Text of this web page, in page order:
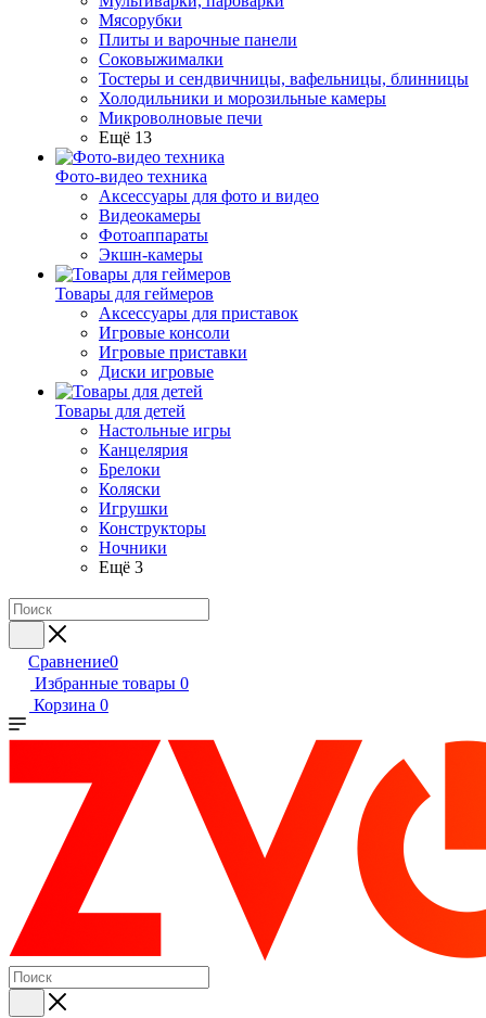
Мясорубки
Плиты и варочные панели
Соковыжималки
Тостеры и сендвичницы, вафельницы, блинницы
Холодильники и морозильные камеры
Микроволновые печи
Ещё 13
Фото-видео техника
Аксессуары для фото и видео
Видеокамеры
Фотоаппараты
Экшн-камеры
Товары для геймеров
Аксессуары для приставок
Игровые консоли
Игровые приставки
Диски игровые
Товары для детей
Настольные игры
Канцелярия
Брелоки
Коляски
Игрушки
Конструкторы
Ночники
Ещё 3
Сравнение0
Избранные товары 0
Корзина 0